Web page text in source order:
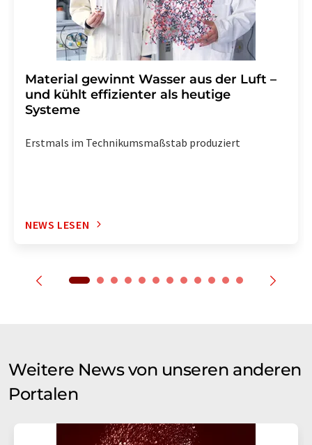
Material gewinnt Wasser aus der Luft –
und kühlt effizienter als heutige
Systeme
Erstmals im Technikumsmaßstab produziert
NEWS LESEN
Weitere News von unseren anderen
Portalen